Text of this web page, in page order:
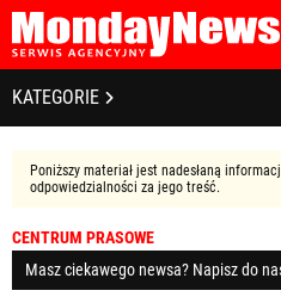
STRONA GŁÓWNA
O NAS
POLITYKA PRYWATNOŚCI
LICENCJA
KONTAKT
KATEGORIE
BIZNES I GOSPODARKA
SPOŁECZEŃSTWO
Poniższy materiał jest nadesłaną
odpowiedzialności za jego treść.
CENTRUM PRASOWE
Masz ciekawego newsa? Napisz do